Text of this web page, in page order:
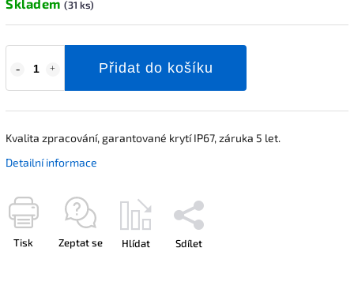
Skladem (31 ks)
Přidat do košíku
Kvalita zpracování, garantované krytí IP67, záruka 5 let.
Detailní informace
Tisk Zeptat se Hlídat Sdílet